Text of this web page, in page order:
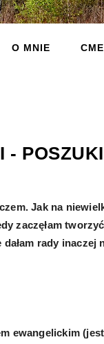
O MNIE
-
Jak na
zaczęłam
rady inaczej
ewangelickim